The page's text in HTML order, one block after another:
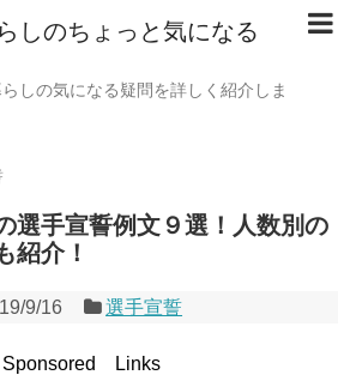
しのちょっと気になる
しの気になる疑問を詳しく紹介しま
選手宣誓例文９選！人数別の
紹介！
9/16 選手宣誓
Sponsored Links